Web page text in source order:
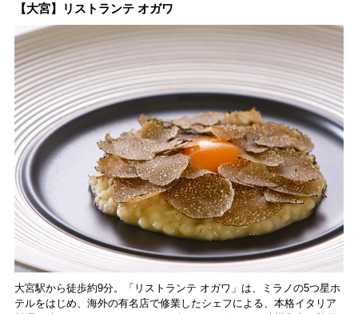
【大宮】リストランテ オガワ
大宮駅から徒歩約9分。「リストランテ オガワ」は、ミラノの5つ星ホ
テルをはじめ、海外の有名店で修業したシェフによる、本格イタリア